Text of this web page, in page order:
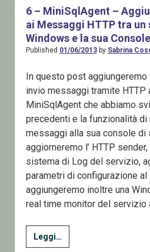
6 – MiniSqlAgent –
ai Messaggi HTTP tra un
Windows e la sua Console
Published 01/06/2013by Sabrina
In questo post
invio messaggi tramite HTTP
MiniSqlAgent che abbiamo
precedenti e la funzionalità
messaggi alla sua console di
aggiorneremo l’ HTTP
sistema di Log del servizio,
parametri di configurazione
aggiungeremo inoltre una
real time monitor del servizio
Leggi…6